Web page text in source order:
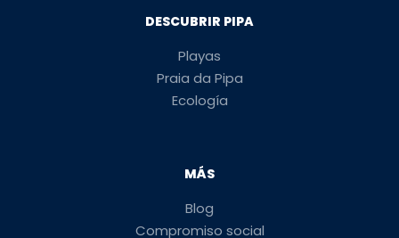
DESCUBRIR PIPA
Playas
Praia da Pipa
Ecología
MÁS
Blog
Compromiso social